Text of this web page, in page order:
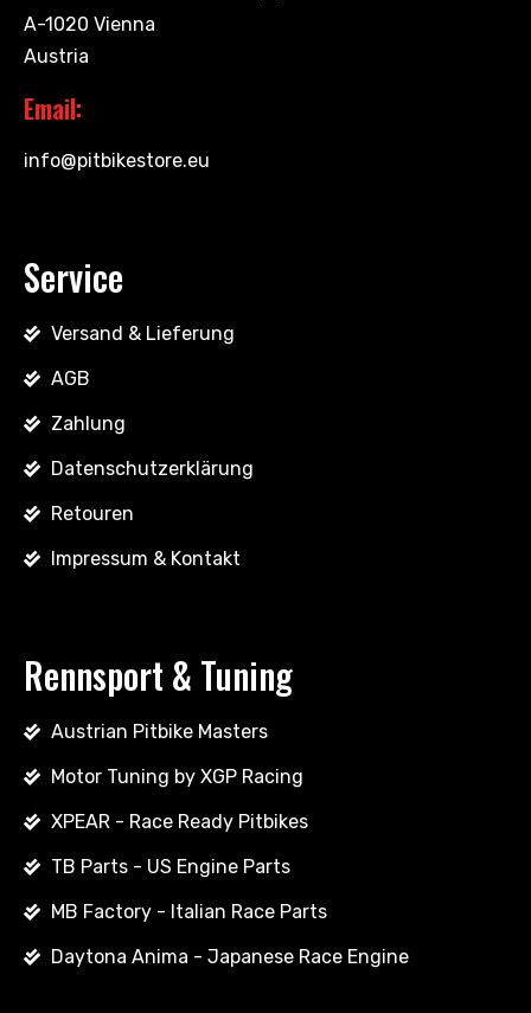
A-1020 Vienna
Austria
Email:
info@pitbikestore.eu
Service
Versand & Lieferung
AGB
Zahlung
Datenschutzerklärung
Retouren
Impressum & Kontakt
Rennsport & Tuning
Austrian Pitbike Masters
Motor Tuning by XGP Racing
XPEAR - Race Ready Pitbikes
TB Parts - US Engine Parts
MB Factory - Italian Race Parts
Daytona Anima - Japanese Race Engine